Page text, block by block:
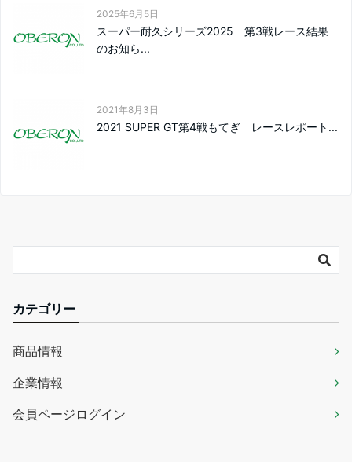
2025年6月5日
スーパー耐久シリーズ2025 第3戦レース結果
のお知ら...
2021年8月3日
2021 SUPER GT第4戦もてぎ レースレポート...
カテゴリー
商品情報
企業情報
会員ページログイン